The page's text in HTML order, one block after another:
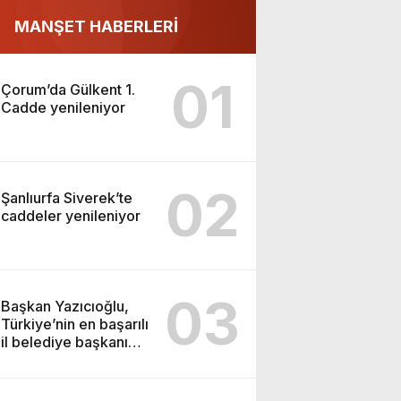
MANŞET HABERLERİ
Çorum’da Gülkent 1.
Cadde yenileniyor
01
Şanlıurfa Siverek’te
caddeler yenileniyor
02
Başkan Yazıcıoğlu,
Türkiye’nin en başarılı
il belediye başkanı
03